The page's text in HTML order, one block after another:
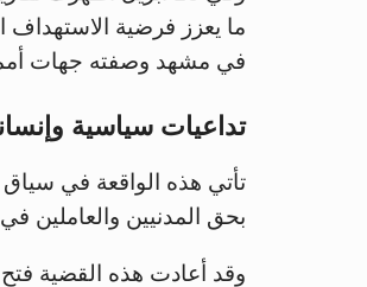
في مشهد وصفته جهات
تداعيات سياسية
تأتي هذه الواقعة في
بحق المدنيين والعاملين
وقد أعادت هذه القضية فتح